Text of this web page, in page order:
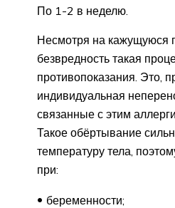
По 1-2 в неделю.
Несмотря на кажущуюся
безвредность такая
противопоказания. Это,
индивидуальная
связанные с этим
Такое обёртывание
температуру тела,
при:
беременности;